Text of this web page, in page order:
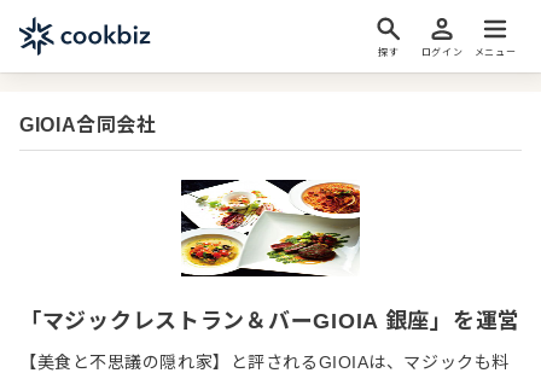
探す ログイン メニュー
GIOIA合同会社
「マジックレストラン＆バーGIOIA 銀座」を運営
【美食と不思議の隠れ家】と評されるGIOIAは、マジックも料